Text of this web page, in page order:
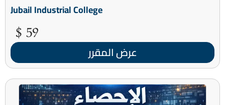
Jubail Industrial College
59 $
عرض المقرر